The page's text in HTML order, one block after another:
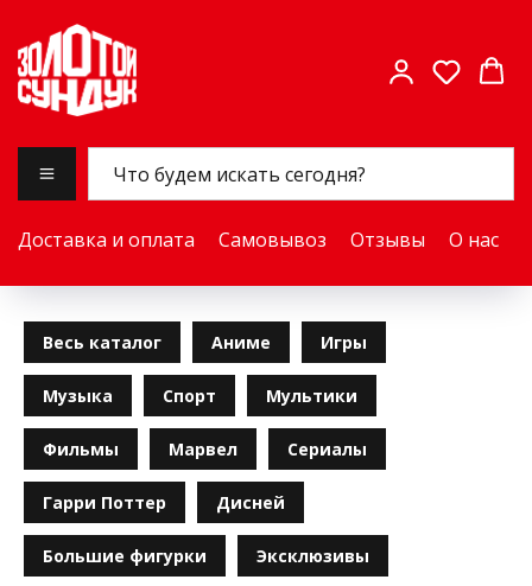
Доставка и оплата Самовывоз Отзывы О нас
Весь каталог Аниме Игры
Музыка Спорт Мультики
Фильмы Марвел Сериалы
Гарри Поттер Дисней
Большие фигурки Эксклюзивы